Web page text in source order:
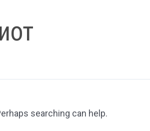
searching can help.